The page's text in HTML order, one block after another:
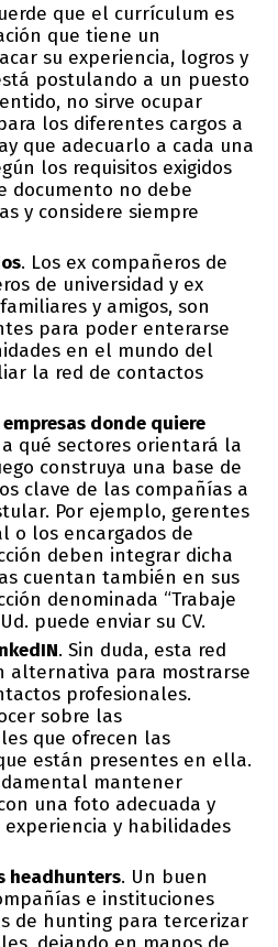
que el currículum es
que tiene un
su experiencia, logros y
postulando a un puesto
no sirve ocupar
los diferentes cargos a
que adecuarlo a cada una
los requisitos exigidos
documento no debe
y considere siempre
. Los ex compañeros de
de universidad y ex
y amigos, son
para poder enterarse
en el mundo del
la red de contactos
donde quiere
qué sectores orientará la
construya una base de
clave de las compañías a
Por ejemplo, gerentes
o los encargados de
deben integrar dicha
cuentan también en sus
denominada “Trabaje
puede enviar su CV.
. Sin duda, esta red
alternativa para mostrarse
profesionales.
sobre las
que ofrecen las
están presentes en ella.
mantener
una foto adecuada y
y habilidades
headhunters. Un buen
e instituciones
de hunting para tercerizar